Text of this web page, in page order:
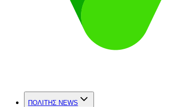
ΠΟΛΙΤΗΣ NEWS